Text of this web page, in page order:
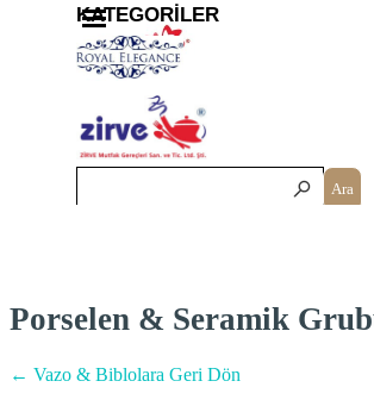
Menüyü atla
Ara
KATEGORİLER
Porselen & Seramik
← Vazo & Biblolara Geri Dön